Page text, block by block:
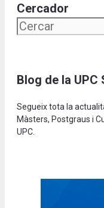
Cercador
Blog de la UPC
Segueix tota la
Màsters, Postgraus i
UPC.